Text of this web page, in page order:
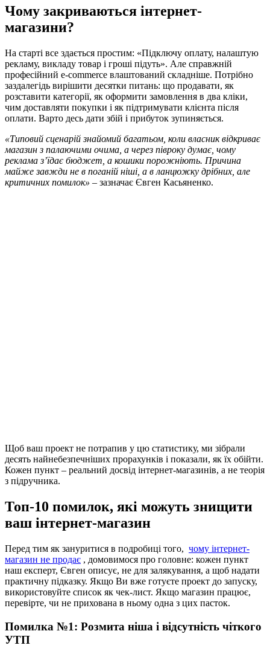
Чому закриваються інтернет-
магазини?
На старті все здається простим: «Підключу оплату, налаштую
рекламу, викладу товар і гроші підуть». Але справжній
професійний e-commerce влаштований складніше. Потрібно
заздалегідь вирішити десятки питань: що продавати, як
розставити категорії, як оформити замовлення в два кліки,
чим доставляти покупки і як підтримувати клієнта після
оплати. Варто десь дати збій і прибуток зупиняється.
«Типовий сценарій знайомий багатьом, коли власник відкриває
магазин з палаючими очима, а через півроку думає, чому
реклама з’їдає бюджет, а кошики порожніють. Причина
майже завжди не в поганій ніші, а в ланцюжку дрібних, але
критичних помилок» – зазначає Євген Касьяненко.
Щоб ваш проект не потрапив у цю статистику, ми зібрали
десять найнебезпечніших прорахунків і показали, як їх обійти.
Кожен пункт – реальний досвід інтернет-магазинів, а не теорія
з підручника.
Топ-10 помилок, які можуть знищити
ваш інтернет-магазин
Перед тим як зануритися в подробиці того, чому інтернет-
магазин не продає , домовимося про головне: кожен пункт
наш експерт, Євген описує, не для залякування, а щоб надати
практичну підказку. Якщо Ви вже готуєте проект до запуску,
використовуйте список як чек-лист. Якщо магазин працює,
перевірте, чи не прихована в ньому одна з цих пасток.
Помилка №1: Розмита ніша і відсутність чіткого
УТП